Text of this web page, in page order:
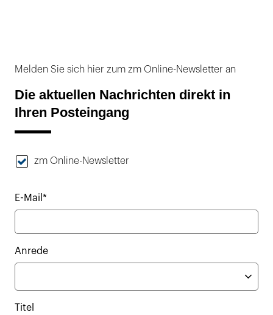
Melden Sie sich hier zum zm Online-Newsletter an
Die aktuellen Nachrichten direkt in
Ihren Posteingang
zm Online-Newsletter
E-Mail*
Anrede
Titel